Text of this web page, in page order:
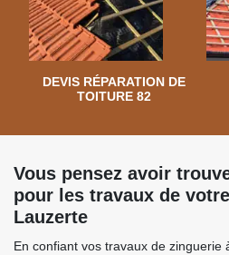
DEVIS RÉPARATION DE
TOITURE 82
Vous pensez avoir
pour les travaux de
Lauzerte
En confiant vos travaux de zinguerie